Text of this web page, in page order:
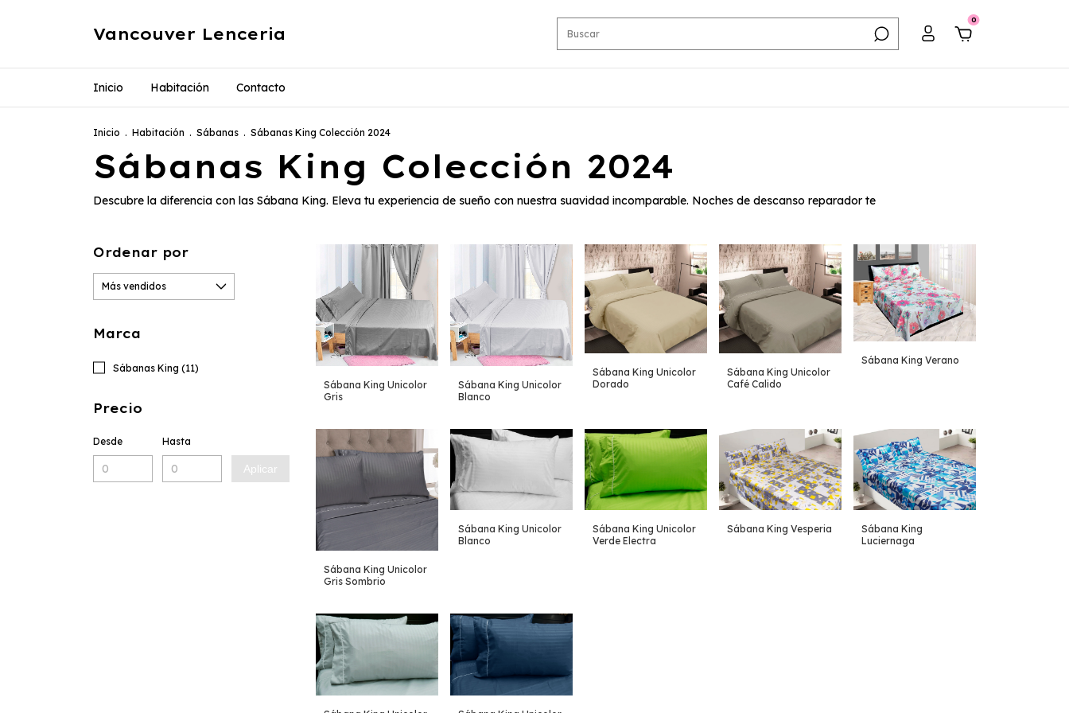
Vancouver Lenceria
0
Inicio Habitación Contacto
Inicio . Habitación . Sábanas . Sábanas King Colección 2024
Sábanas King Colección 2024
Descubre la diferencia con las Sábana King. Eleva tu experiencia de sueño con nuestra suavidad incomparable. Noches de descanso reparador te
Ordenar por
Marca
Sábanas King (11)
Precio
Desde Hasta
Aplicar
Sábana King Unicolor
Gris
Sábana King Unicolor
Blanco
Sábana King Unicolor
Dorado
Sábana King Unicolor
Café Calido
Sábana King Verano
Sábana King Unicolor
Gris Sombrio
Sábana King Unicolor
Blanco
Sábana King Unicolor
Verde Electra
Sábana King Vesperia
Sábana King
Luciernaga